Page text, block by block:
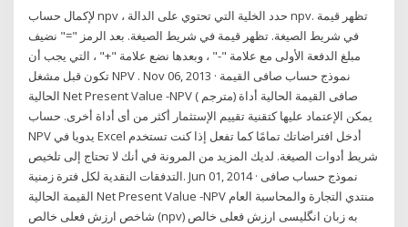
لإكمال حساب npv ، حدد الخلية التي تحتوي على الدالة npv. تظهر قيمة
في شريط الصيغة. تظهر قيمة في شريط الصيغة. بعد الرمز "=" نضيف
مبلغ الدفعة الأولى مع علامة "-" ، وبعدها نضع علامة "+" ، التي يجب أن
تكون قبل مشغل NPV . Nov 06, 2013 · نموذج حساب صافى القيمة
الحالية Net Present Value -NPV ( مترجم) صافى القيمة الحالية أداة
يمكن الإعتماد عليها كتقنية تقييم الإستثمار أكثر من أى أداة أخرى. حساب
NPV يدويا في Excel أدخل افتراضاتك تمامًا كما تفعل إذا كنت تستخدم
شريط أدوات الصيغة. لديك المزيد من المرونة في أنك لا تحتاج إلى تلخيص
التدفقات النقدية لكل فترة زمنية. Jun 01, 2014 · نموذج حساب صافى
القيمة الحالية Net Present Value -NPV منتدي التجارة والمحاسبة العام
شاخص ارزش فعلی خالص (npv) به زبان انگلیسی ارزش فعلی خالص